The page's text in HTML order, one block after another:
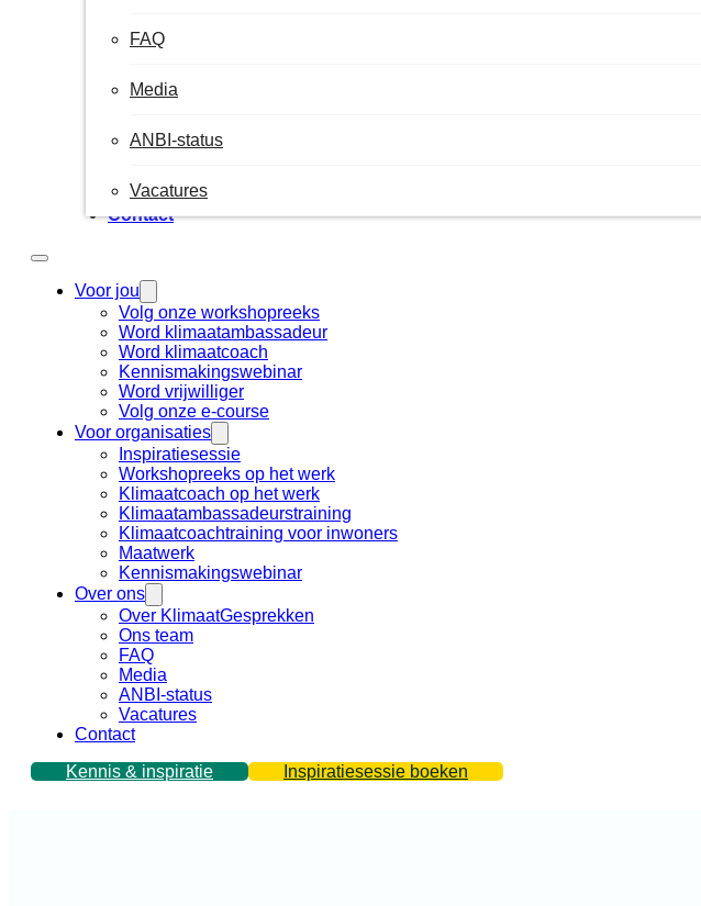
FAQ
Media
ANBI-status
Vacatures
Contact
Voor jou
Volg onze workshopreeks
Word klimaatambassadeur
Word klimaatcoach
Kennismakingswebinar
Word vrijwilliger
Volg onze e-course
Voor organisaties
Inspiratiesessie
Workshopreeks op het werk
Klimaatcoach op het werk
Klimaatambassadeurstraining
Klimaatcoachtraining voor inwoners
Maatwerk
Kennismakingswebinar
Over ons
Over KlimaatGesprekken
Ons team
FAQ
Media
ANBI-status
Vacatures
Contact
Kennis & inspiratie
Inspiratiesessie boeken